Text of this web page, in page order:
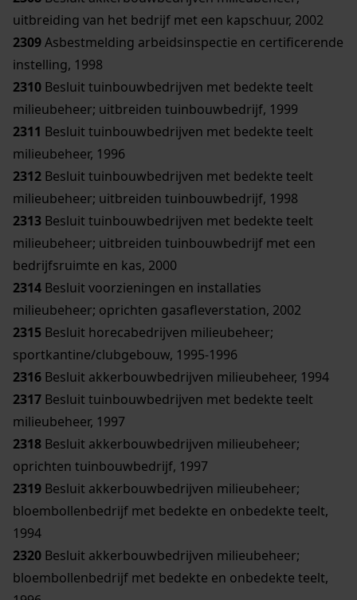
uitbreiding van het bedrijf met een kapschuur, 2002
2309Asbestmelding arbeidsinspectie en certificerende
instelling, 1998
2310 Besluit tuinbouwbedrijven met bedekte teelt
milieubeheer; uitbreiden tuinbouwbedrijf, 1999
2311 Besluit tuinbouwbedrijven met bedekte teelt
milieubeheer, 1996
2312 Besluit tuinbouwbedrijven met bedekte teelt
milieubeheer; uitbreiden tuinbouwbedrijf, 1998
2313 Besluit tuinbouwbedrijven met bedekte teelt
milieubeheer; uitbreiden tuinbouwbedrijf met een
bedrijfsruimte en kas, 2000
2314 Besluit voorzieningen en installaties
milieubeheer; oprichten gasafleverstation, 2002
2315 Besluit horecabedrijven milieubeheer;
sportkantine/clubgebouw, 1995-1996
2316 Besluit akkerbouwbedrijven milieubeheer, 1994
2317 Besluit tuinbouwbedrijven met bedekte teelt
milieubeheer, 1997
2318 Besluit akkerbouwbedrijven milieubeheer;
oprichten tuinbouwbedrijf, 1997
2319 Besluit akkerbouwbedrijven milieubeheer;
bloembollenbedrijf met bedekte en onbedekte teelt,
1994
2320 Besluit akkerbouwbedrijven milieubeheer;
bloembollenbedrijf met bedekte en onbedekte teelt,